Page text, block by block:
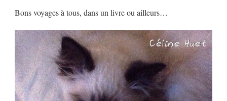
Bons voyages à tous, dans un livre ou ailleurs…